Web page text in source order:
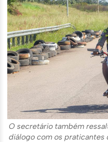
O secretário também
diálogo com os praticantes